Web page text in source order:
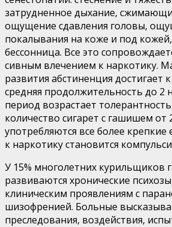
затрудненное дыхание,
ощущение сдавления головы,
покалывания на коже и под кожей,
бессонница. Все это
сивным влечением к наркотику.
развития абстиненция достигает
средняя продолжи­тельность до 2
период возрастает
количество сигарет с гашишем от
употребляются все более крепкие
к наркотику становится
У 15% многолетних курильщиков
развиваются хронические
клиническим проявлени­ям с
шизофренией. Больные
преследования, воздействия,